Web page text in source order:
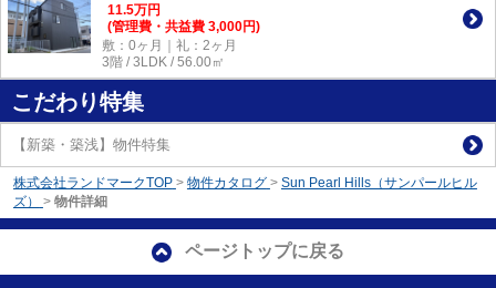
11.5万円
(管理費・共益費 3,000円)
敷：0ヶ月｜礼：2ヶ月
3階 / 3LDK / 56.00㎡
こだわり特集
【新築・築浅】物件特集
株式会社ランドマークTOP > 物件カタログ > Sun Pearl Hills（サンパールヒル
ズ）
> 物件詳細
ページトップに戻る